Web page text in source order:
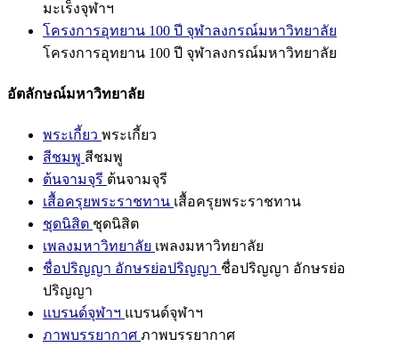
มะเร็งจุฬาฯ
โครงการอุทยาน 100 ปี จุฬาลงกรณ์มหาวิทยาลัย
โครงการอุทยาน 100 ปี จุฬาลงกรณ์มหาวิทยาลัย
อัตลักษณ์มหาวิทยาลัย
พระเกี้ยว พระเกี้ยว
สีชมพู สีชมพู
ต้นจามจุรี ต้นจามจุรี
เสื้อครุยพระราชทาน เสื้อครุยพระราชทาน
ชุดนิสิต ชุดนิสิต
เพลงมหาวิทยาลัย เพลงมหาวิทยาลัย
ชื่อปริญญา อักษรย่อปริญญา ชื่อปริญญา อักษรย่อ
ปริญญา
แบรนด์จุฬาฯ แบรนด์จุฬาฯ
ภาพบรรยากาศ ภาพบรรยากาศ